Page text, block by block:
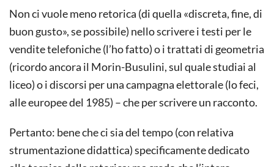
Non ci vuole meno retorica (di quella «discreta, fine, di
buon gusto», se possibile) nello scrivere i testi per le
vendite telefoniche (l’ho fatto) o i trattati di geometria
(ricordo ancora il Morin-Busulini, sul quale studiai al
liceo) o i discorsi per una campagna elettorale (lo feci,
alle europee del 1985) – che per scrivere un racconto.
Pertanto: bene che ci sia del tempo (con relativa
strumentazione didattica) specificamente dedicato